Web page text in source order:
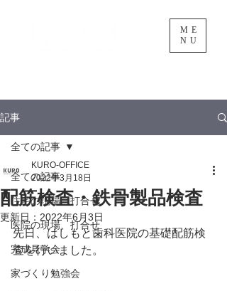
ME
NU
記事
全ての記事
住宅の現場、打合せ
医院の現場、打合せ
完成見学会
家づくり勉強会
全ての記事
配筋検査・鉄骨製品検査
KURO-OFFICE
2022年3月18日
更新日： 2022年6月3日
先日、はしもと歯科医院の基礎配筋検
査を行いました。